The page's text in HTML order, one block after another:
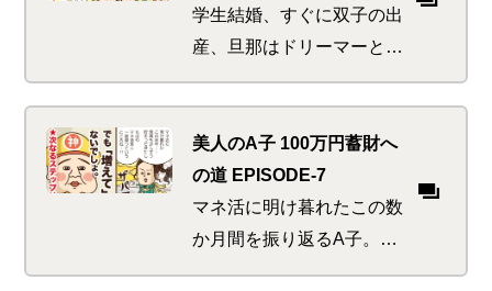
とは
学生結婚、すぐに双子の出
産、旦那はドリーマーとい
う旧友を訪ねたA子。けっ
こう生活が厳しいのではな
いかとウワサだったが、ど
っこい母は強しを思い知る
美人のA子 100万円蓄財へ
の道 EPISODE-7
マネ活に明け暮れたこの数
か月間を振り返るA子。節
約や貯金にいそしみ、我な